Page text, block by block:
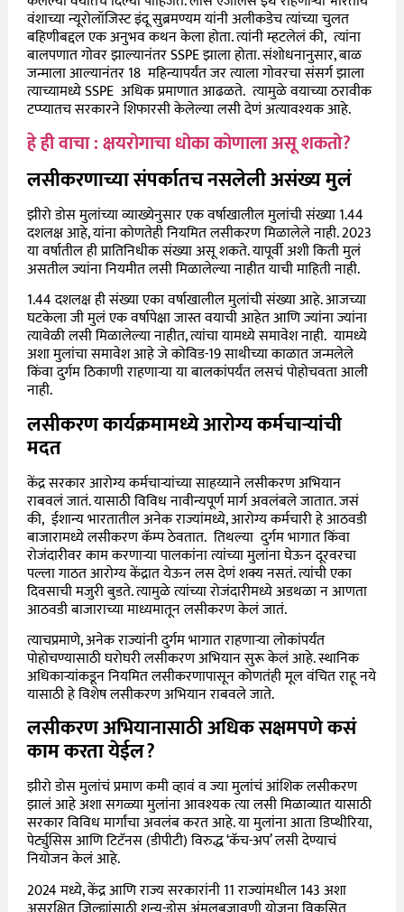
वंशाच्या न्यूरोलॉजिस्ट इंदू सुब्रमण्यम यांनी अलीकडेच त्यांच्या चुलत
बहिणीबद्दल एक अनुभव कथन केला होता. त्यांनी म्हटलेलं की, त्यांना
बालपणात गोवर झाल्यानंतर SSPE झाला होता. संशोधनानुसार, बाळ
जन्माला आल्यानंतर 18 महिन्यापर्यंत जर त्याला गोवरचा संसर्ग झाला
त्याच्यामध्ये SSPE अधिक प्रमाणात आढळते. त्यामुळे वयाच्या ठरावीक
टप्प्यातच सरकारने शिफारसी केलेल्या लसी देणं अत्यावश्यक आहे.
हे ही वाचा : क्षयरोगाचा धोका कोणाला असू शकतो?
लसीकरणाच्या संपर्कातच नसलेली असंख्य मुलं
झीरो डोस मुलांच्या व्याख्येनुसार एक वर्षाखालील मुलांची संख्या 1.44
दशलक्ष आहे, यांना कोणतेही नियमित लसीकरण मिळालेले नाही. 2023
या वर्षातील ही प्रातिनिधीक संख्या असू शकते. यापूर्वी अशी किती मुलं
असतील ज्यांना नियमीत लसी मिळालेल्या नाहीत याची माहिती नाही.
1.44 दशलक्ष ही संख्या एका वर्षाखालील मुलांची संख्या आहे. आजच्या
घटकेला जी मुलं एक वर्षापेक्षा जास्त वयाची आहेत आणि ज्यांना ज्यांना
त्यावेळी लसी मिळालेल्या नाहीत, त्यांचा यामध्ये समावेश नाही. यामध्ये
अशा मुलांचा समावेश आहे जे कोविड-19 साथीच्या काळात जन्मलेले
किंवा दुर्गम ठिकाणी राहणाऱ्या या बालकांपर्यंत लसचं पोहोचवता आली
नाही.
लसीकरण कार्यक्रमामध्ये आरोग्य कर्मचाऱ्यांची
मदत
केंद्र सरकार आरोग्य कर्मचाऱ्यांच्या साहय्याने लसीकरण अभियान
राबवलं जातं. यासाठी विविध नावीन्यपूर्ण मार्ग अवलंबले जातात. जसं
की, ईशान्य भारतातील अनेक राज्यांमध्ये, आरोग्य कर्मचारी हे आठवडी
बाजारामध्ये लसीकरण कॅम्प ठेवतात. तिथल्या दुर्गम भागात किंवा
रोजंदारीवर काम करणाऱ्या पालकांना त्यांच्या मुलांना घेऊन दूरवरचा
पल्ला गाठत आरोग्य केंद्रात येऊन लस देणं शक्य नसतं. त्यांची एका
दिवसाची मजुरी बुडते. त्यामुळे त्यांच्या रोजंदारीमध्ये अडथळा न आणता
आठवडी बाजाराच्या माध्यमातून लसीकरण केलं जातं.
त्याचप्रमाणे, अनेक राज्यांनी दुर्गम भागात राहणाऱ्या लोकांपर्यंत
पोहोचण्यासाठी घरोघरी लसीकरण अभियान सुरू केलं आहे. स्थानिक
अधिकाऱ्यांकडून नियमित लसीकरणापासून कोणतंही मूल वंचित राहू नये
यासाठी हे विशेष लसीकरण अभियान राबवले जाते.
लसीकरण अभियानासाठी अधिक सक्षमपणे कसं
काम करता येईल?
झीरो डोस मुलांचं प्रमाण कमी व्हावं व ज्या मुलांचं आंशिक लसीकरण
झालं आहे अशा सगळ्या मुलांना आवश्यक त्या लसी मिळाव्यात यासाठी
सरकार विविध मार्गांचा अवलंब करत आहे. या मुलांना आता डिप्थीरिया,
पेर्ट्युसिस आणि टिटॅनस (डीपीटी) विरुद्ध ‘कॅच-अप’ लसी देण्याचं
नियोजन केलं आहे.
2024 मध्ये, केंद्र आणि राज्य सरकारांनी 11 राज्यांमधील 143 अशा